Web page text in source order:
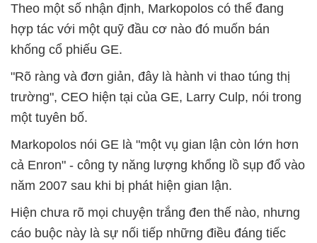
Theo một số nhận định, Markopolos có thể đang
hợp tác với một quỹ đầu cơ nào đó muốn bán
khống cổ phiếu GE.
"Rõ ràng và đơn giản, đây là hành vi thao túng thị
trường", CEO hiện tại của GE, Larry Culp, nói trong
một tuyên bố.
Markopolos nói GE là "một vụ gian lận còn lớn hơn
cả Enron" - công ty năng lượng khổng lồ sụp đổ vào
năm 2007 sau khi bị phát hiện gian lận.
Hiện chưa rõ mọi chuyện trắng đen thế nào, nhưng
cáo buộc này là sự nối tiếp những điều đáng tiếc